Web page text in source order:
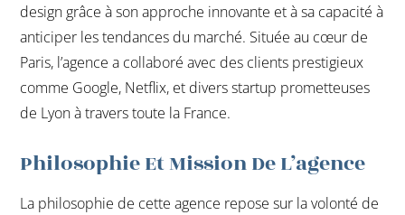
design grâce à son approche innovante et à sa capacité à
anticiper les tendances du marché. Située au cœur de
Paris, l’agence a collaboré avec des clients prestigieux
comme Google, Netflix, et divers startup prometteuses
de Lyon à travers toute la France.
Philosophie Et Mission De L’agence
La philosophie de cette agence repose sur la volonté de